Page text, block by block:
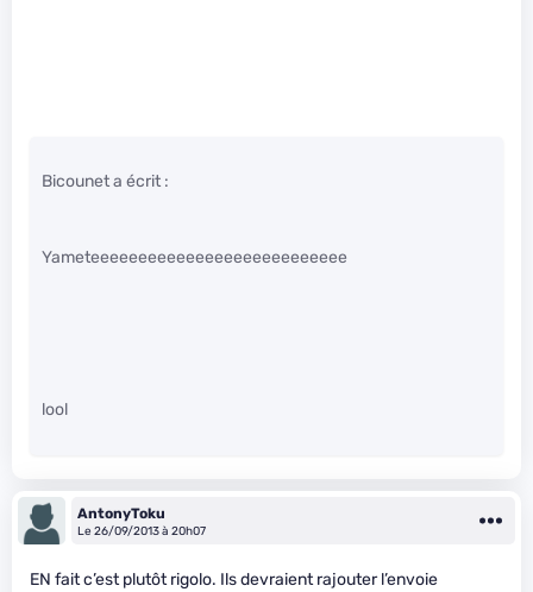
Bicounet a écrit :
Yameteeeeeeeeeeeeeeeeeeeeeeeeeee
lool
AntonyToku
Le 26/09/2013 à 20h07
EN fait c’est plutôt rigolo. Ils devraient rajouter l’envoie